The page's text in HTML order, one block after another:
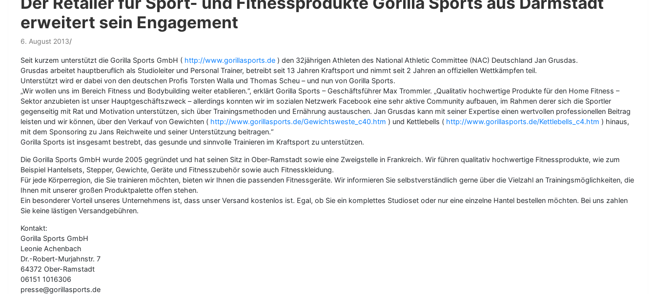
erweitert sein Engagement
6. August 2013
Seit kurzem unterstützt die Gorilla Sports GmbH ( http://www.gorillasports.de ) den 32jährigen Athleten des National Athletic Committee (NAC) Deutschland Jan Grusdas.
Grusdas arbeitet hauptberuflich als Studioleiter und Personal Trainer, betreibt seit 13 Jahren Kraftsport und nimmt seit 2 Jahren an offiziellen Wettkämpfen teil.
Unterstützt wird er dabei von den deutschen Profis Torsten Walla und Thomas Scheu – und nun von Gorilla Sports.
„Wir wollen uns im Bereich Fitness und Bodybuilding weiter etablieren.“, erklärt Gorilla Sports – Geschäftsführer Max Trommler. „Qualitativ hochwertige Produkte für den Home Fitness –
Sektor anzubieten ist unser Hauptgeschäftszweck – allerdings konnten wir im sozialen Netzwerk Facebook eine sehr aktive Community aufbauen, im Rahmen derer sich die Sportler
gegenseitig mit Rat und Motivation unterstützen, sich über Trainingsmethoden und Ernährung austauschen. Jan Grusdas kann mit seiner Expertise einen wertvollen professionellen Beitrag
leisten und wir können, über den Verkauf von Gewichten ( http://www.gorillasports.de/Gewichtsweste_c40.htm ) und Kettlebells ( http://www.gorillasports.de/Kettlebells_c4.htm ) hinaus,
mit dem Sponsoring zu Jans Reichweite und seiner Unterstützung beitragen.“
Gorilla Sports ist insgesamt bestrebt, das gesunde und sinnvolle Trainieren im Kraftsport zu unterstützen.
Die Gorilla Sports GmbH wurde 2005 gegründet und hat seinen Sitz in Ober-Ramstadt sowie eine Zweigstelle in Frankreich. Wir führen qualitativ hochwertige Fitnessprodukte, wie zum
Beispiel Hantelsets, Stepper, Gewichte, Geräte und Fitnesszubehör sowie auch Fitnesskleidung.
Für jede Körperregion, die Sie trainieren möchten, bieten wir Ihnen die passenden Fitnessgeräte. Wir informieren Sie selbstverständlich gerne über die Vielzahl an Trainingsmöglichkeiten, die
Ihnen mit unserer großen Produktpalette offen stehen.
Ein besonderer Vorteil unseres Unternehmens ist, dass unser Versand kostenlos ist. Egal, ob Sie ein komplettes Studioset oder nur eine einzelne Hantel bestellen möchten. Bei uns zahlen
Sie keine lästigen Versandgebühren.
Kontakt:
Gorilla Sports GmbH
Leonie Achenbach
Dr.-Robert-Murjahnstr. 7
64372 Ober-Ramstadt
06151 1016306
presse@gorillasports.de